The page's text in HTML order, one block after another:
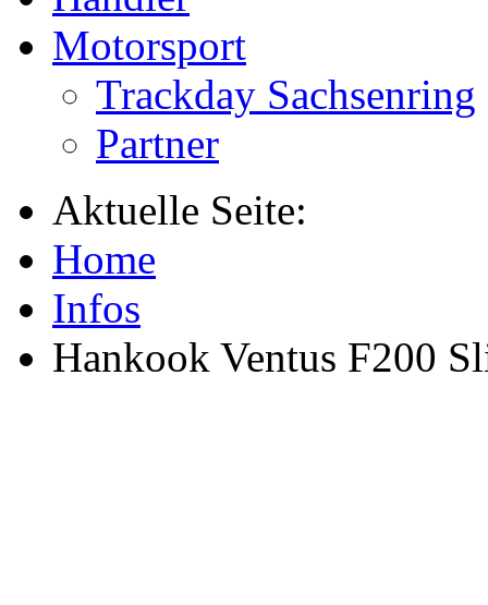
Motorsport
Trackday Sachsenring
Partner
Aktuelle Seite:
Home
Infos
Hankook Ventus F200